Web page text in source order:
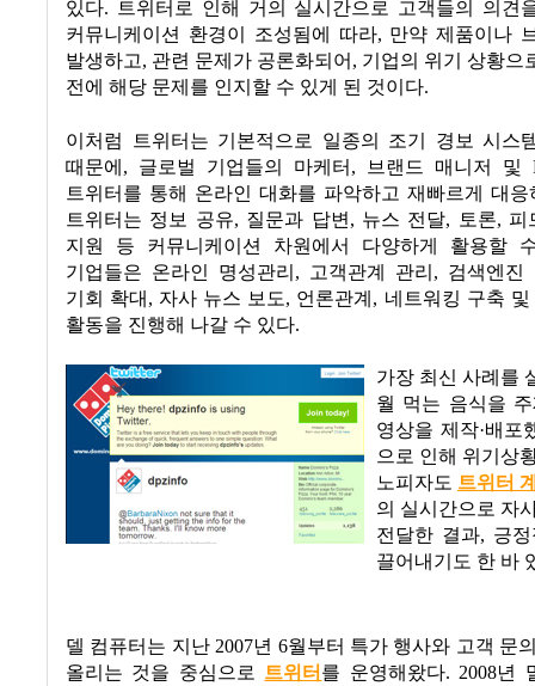
있다. 트위터로 인해 거의 실시간으로 고객들의 의견
커뮤니케이션 환경이 조성됨에 따라, 만약 제품이나
발생하고, 관련 문제가 공론화되어 , 기업의 위기 상황으
전에 해당 문제를 인지할 수 있게 된 것이다.
이처럼 트위터는 기본적으로 일종의 조기 경보 시스
때문에 , 글로벌 기업들의 마케터 , 브랜드 매니저 및
트위터를 통해 온라인 대화를 파악하고 재빠르게 대응
트위터는 정보 공유, 질문과 답변, 뉴스 전달, 토론, 피
지원 등 커뮤니케이션 차원에서 다양하게 활용할
기업들은 온라인 명성관리 , 고객관계 관리 , 검색엔진
기회 확대 , 자사 뉴스 보도, 언론관계 , 네트워킹 구축
활동을 진행해 나갈 수 있다.
가장 최신 사례를
월 먹는 음식을
영상을 제작·배포
으로 인해 위기상
노피자도 트위터
의 실시간으로 자
전달한 결과, 긍
끌어내기도 한 바
델 컴퓨터는 지난2007년 6월부터 특가 행사와 고객 문
올리는 것을 중심으로 트위터 를 운영해왔다. 2008년